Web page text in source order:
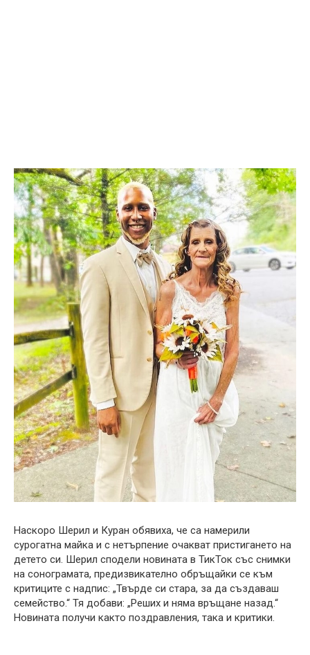
Наскоро Шерил и Куран обявиха, че са намерили
сурогатна майка и с нетърпение очакват пристигането на
детето си. Шерил сподели новината в ТикТок със снимки
на сонограмата, предизвикателно обръщайки се към
критиците с надпис: „Твърде си стара, за да създаваш
семейство.“ Тя добави: „Реших и няма връщане назад.“
Новината получи както поздравления, така и критики.